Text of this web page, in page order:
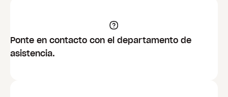
Ponte en contacto con el departamento de
asistencia.